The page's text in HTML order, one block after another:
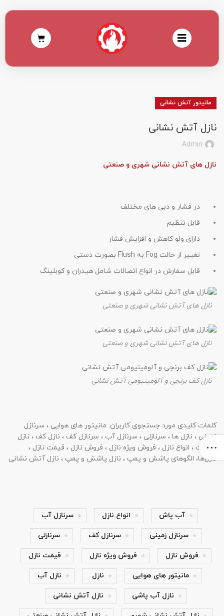
مانیتور آتش نشانی
نازل آتش نشانی
Admin
نازل های آتش نشانی شهری و صنعتی
در فشار و دبی های مختلف
قابل تنظیم
دارای ولو کاهش و افزایش فشار
تغییر از حالت Fog به Flush بصورت دستی
قابل سفارش در انواع اتصالات شامل هیدران و کوبلینگ
نازل های آتش نشانی شهری و صنعتی
نازل های آتش نشانی شهری و صنعتی
نازل کف برنجی و آلومینیومی آتش نشانی
کلمات کلیدی مورد جستجوی کاربران: مانیتور های هوایی ، سرنازل
زمینی ، نازل ها ، سرنازلی ، سرنازل آب ، سرنازل کف ، نازل کف ، نازل
چیست ، انواع نازل ، فروش ویژه نازل ، فروش نازل ، قیمت نازل ،
نازل‌ها، الگو‌های پاشش و پمپ ، نازل پاشش و پمپ‌ ، نازل آتش نشانی
آب پاش انواع نازل سرنازل آب
سرنازل زمینی سرنازل کف سرنازلی
فروش نازل فروش ویژه نازل قیمت نازل
مانیتور های هوایی نازل نازل آب
نازل آب پاشی نازل آتش نشانی